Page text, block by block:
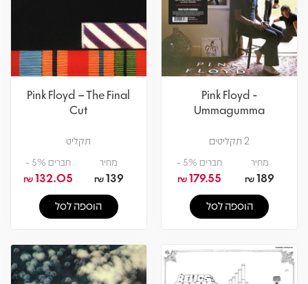
Pink Floyd -
Ummagumma
2 תקליטים
מחיר
189
₪
חברים 5% -
179.55
₪
הוספה לסל
Pink Floyd – The Final
Cut
תקליט
מחיר
139
₪
חברים 5% -
132.05
₪
הוספה לסל